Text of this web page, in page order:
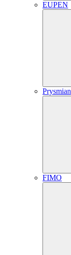
EUPEN
Prysmian
FIMO